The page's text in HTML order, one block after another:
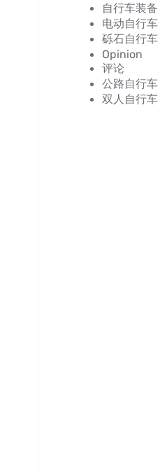
自行车装备
电动自行车
砾石自行车
Opinion
评论
公路自行车
双人自行车